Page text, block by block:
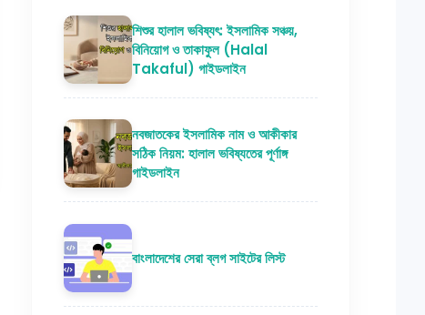
শিশুর হালাল ভবিষ্যৎ: ইসলামিক সঞ্চয়,
বিনিয়োগ ও তাকাফুল (Halal
Takaful) গাইডলাইন
নবজাতকের ইসলামিক নাম ও আকীকার
সঠিক নিয়ম: হালাল ভবিষ্যতের পূর্ণাঙ্গ
গাইডলাইন
বাংলাদেশের সেরা ব্লগ সাইটের লিস্ট